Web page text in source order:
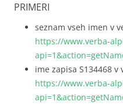
PRIMERI
seznam vseh imen v
https://www.verba-
ime zapisa S134468 v
https://www.verba-